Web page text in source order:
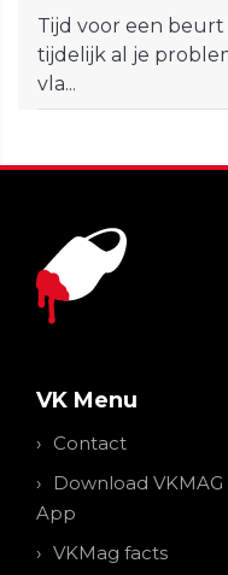
Tijd voor een beurt
tijdelijk al je
vla...
VK Menu
Contact
Download VKMAG
App
VKMag facts